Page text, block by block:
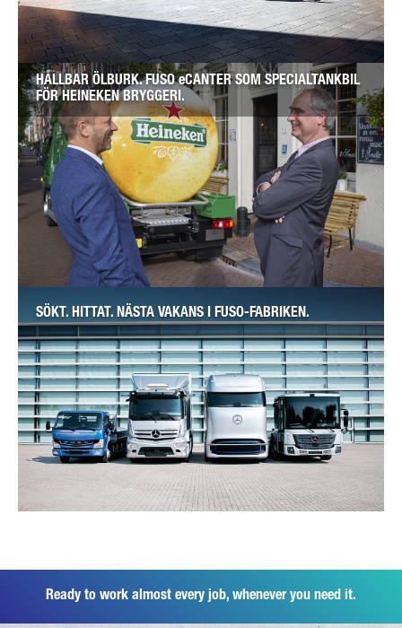
HÅLLBAR ÖLBURK. FUSO eCANTER SOM SPECIALTANKBIL
FÖR HEINEKEN BRYGGERI.
SÖKT. HITTAT. NÄSTA VAKANS I FUSO-FABRIKEN.
Ready to work almost every job, whenever you need it.